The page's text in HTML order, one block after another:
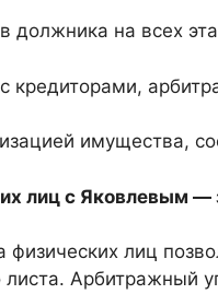
должника на всех
кредиторами,
имущества,
лиц с Яковлевым —
физических лиц
листа. Арбитражный